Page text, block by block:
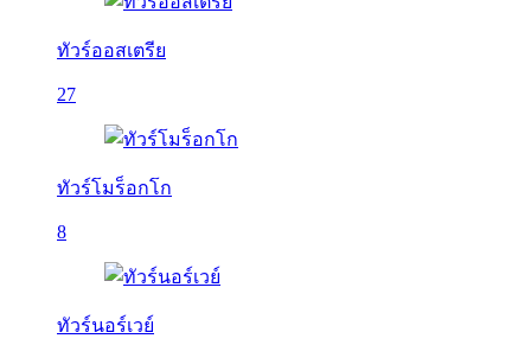
ทัวร์ออสเตรีย
27
ทัวร์โมร็อกโก
8
ทัวร์นอร์เวย์